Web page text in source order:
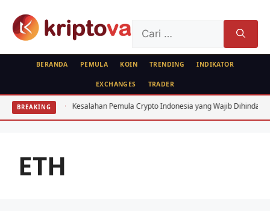
untuk:
BERANDA PEMULA KOIN TRENDING INDIKATOR
EXCHANGES TRADER
BREAKING Kesalahan Pemula Crypto Indonesia yang Wajib Dihindari: 7
ETH